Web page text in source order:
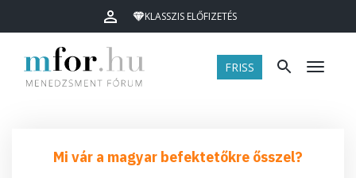
KLASSZIS ELŐFIZETÉS
FRISS Menü
Mi vár a magyar befektetőkre ősszel?